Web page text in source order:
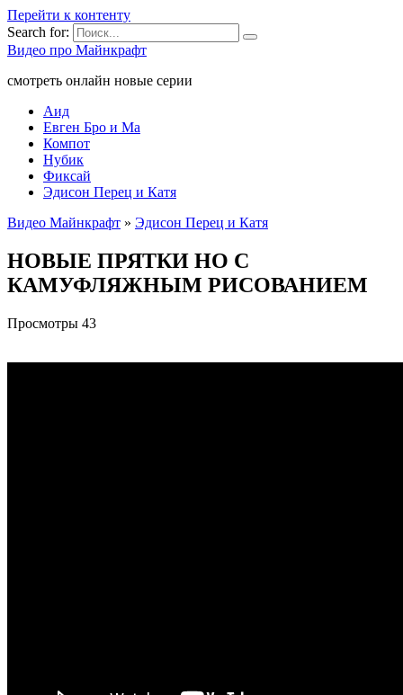
Перейти к контенту
Search for:
Видео про Майнкрафт
смотреть онлайн новые серии
Аид
Евген Бро и Ма
Компот
Нубик
Фиксай
Эдисон Перец и Катя
Видео Майнкрафт » Эдисон Перец и Катя
НОВЫЕ ПРЯТКИ НО С
КАМУФЛЯЖНЫМ РИСОВАНИЕМ
Просмотры 43